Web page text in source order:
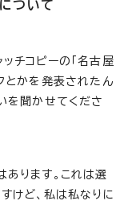
ついて
チコピーの「名古屋
とかを発表されたん
を聞かせてくださ
ります。これは選
けど、私は私なりに